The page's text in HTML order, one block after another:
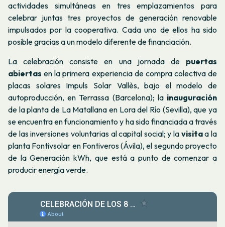
actividades simultáneas en tres emplazamientos para
celebrar juntas tres proyectos de generación renovable
impulsados por la cooperativa. Cada uno de ellos ha sido
posible gracias a un modelo diferente de financiación.
La celebración consiste en una jornada de puertas
abiertas en la primera experiencia de compra colectiva de
placas solares Impuls Solar Vallès, bajo el modelo de
autoproducción, en Terrassa (Barcelona); la inauguración
de la planta de La Matallana en Lora del Río (Sevilla), que ya
se encuentra en funcionamiento y ha sido financiada a través
de las inversiones voluntarias al capital social; y la visitaa la
planta Fontivsolar en Fontiveros (Ávila), el segundo proyecto
de la Generación kWh, que está a punto de comenzar a
producir energía verde.